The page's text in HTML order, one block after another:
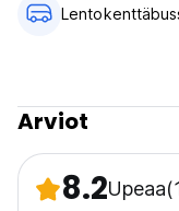
Kansainväliset
sängyn alla olevat
Yksityisten
jääkaappi, king-
ja hoitoaine,
Arviot
8.2Upeaa